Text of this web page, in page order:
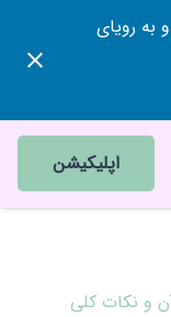
بده و به رویای
اپلیکیشن
و نکات کلی